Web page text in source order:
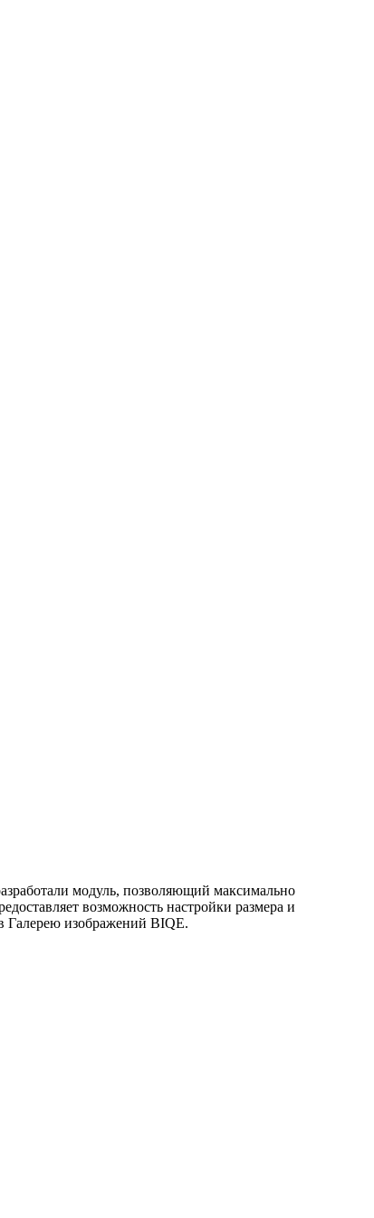
модуль, позволяющий максимально
возможность настройки размера и
Галерею изображений BIQE.